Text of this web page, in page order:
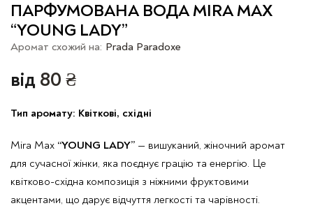
ПАРФУМОВАНА ВОДА MIRA MAX
“YOUNG LADY”
Аромат схожий на: Prada Paradoxe
від 80 ₴
Тип аромату: Квіткові, східні
Mira Max “YOUNG LADY” — вишуканий, жіночний аромат
для сучасної жінки, яка поєднує грацію та енергію. Це
квітково-східна композиція з ніжними фруктовими
акцентами, що дарує відчуття легкості та чарівності.